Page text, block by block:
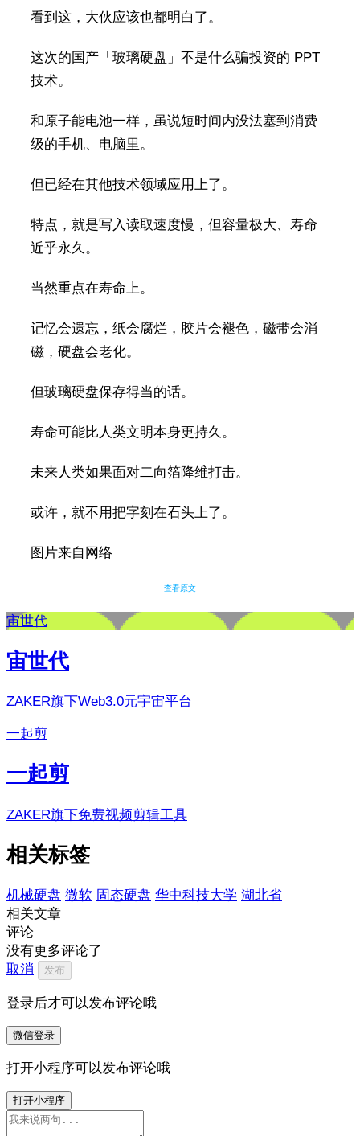
看到这，大伙应该也都明白了。
这次的国产「玻璃硬盘」不是什么骗投资的 PPT
技术。
和原子能电池一样，虽说短时间内没法塞到消费
级的手机、电脑里。
但已经在其他技术领域应用上了。
特点，就是写入读取速度慢，但容量极大、寿命
近乎永久。
当然重点在寿命上。
记忆会遗忘，纸会腐烂，胶片会褪色，磁带会消
磁，硬盘会老化。
但玻璃硬盘保存得当的话。
寿命可能比人类文明本身更持久。
未来人类如果面对二向箔降维打击。
或许，就不用把字刻在石头上了。
图片来自网络
查看原文
宙世代
宙世代
ZAKER旗下Web3.0元宇宙平台
一起剪
一起剪
ZAKER旗下免费视频剪辑工具
相关标签
机械硬盘 微软 固态硬盘 华中科技大学 湖北省
相关文章
评论
没有更多评论了
取消
发布
登录后才可以发布评论哦
微信登录
打开小程序可以发布评论哦
打开小程序